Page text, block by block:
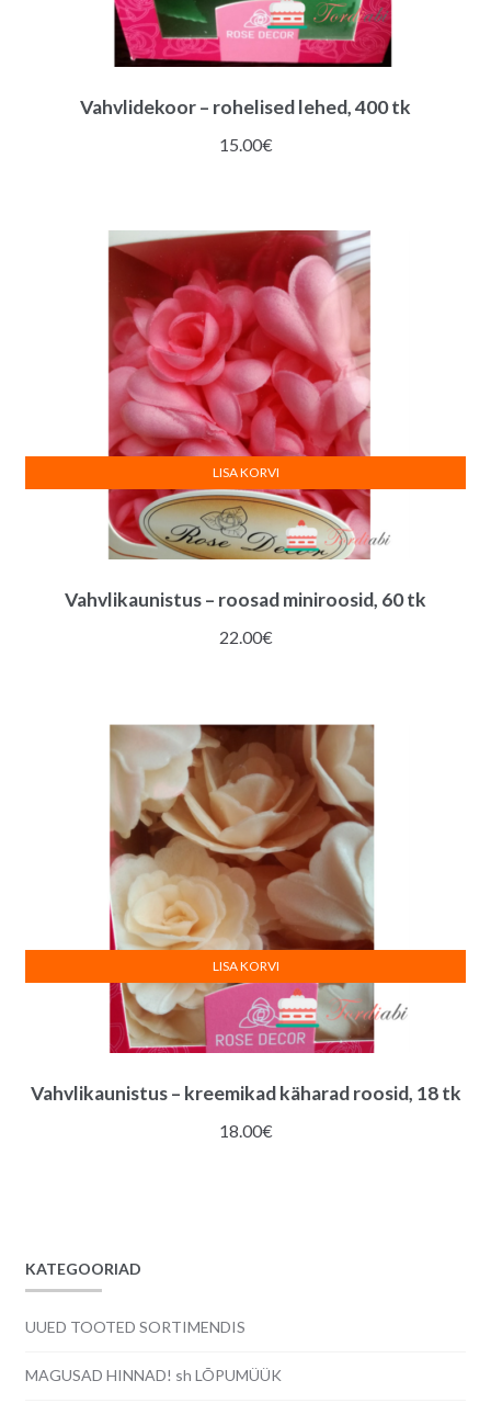
Vahvlidekoor – rohelised lehed, 400 tk
15.00€
Vahvlikaunistus – roosad miniroosid, 60 tk
22.00€
LISA KORVI
Vahvlikaunistus – kreemikad käharad roosid, 18 tk
18.00€
LISA KORVI
KATEGOORIAD
UUED TOOTED SORTIMENDIS
MAGUSAD HINNAD! sh LÕPUMÜÜK